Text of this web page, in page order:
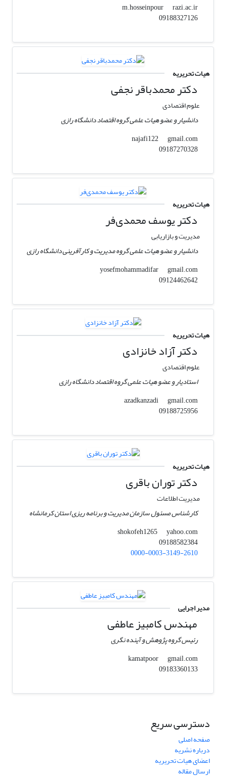
m.hosseinpour
razi.ac.ir
09188327126
هیات تحریریه
دکتر محمدباقر نجفی
علوم اقتصادی
دانشیار و عضو هیات علمی گروه اقتصاد دانشگاه رازی
najafi122
gmail.com
09187270328
هیات تحریریه
دکتر یوسف محمدی‌فر
مدیریت و بازاریابی
دانشیار و عضو هیات علمی گروه مدیریت و کارآفرینی دانشگاه رازی
yosefmohammadifar
gmail.com
09124462642
هیات تحریریه
دکتر آزاد خانزادی
علوم اقتصادی
استادیار و عضو هیات علمی گروه اقتصاد دانشگاه رازی
azadkanzadi
gmail.com
09188725956
هیات تحریریه
دکتر توران باقری
مدیریت اطلاعات
کارشناس مسئول سازمان مدیریت و برنامه ریزی استان کرمانشاه
shokofeh1265
yahoo.com
09188582384
0000-0003-3149-2610
مدیر اجرایی
مهندس کامبیز عاطفی
رئیس گروه پژوهش و آینده نگری
kamatpoor
gmail.com
09183360133
دسترسی سریع
صفحه اصلی
درباره نشریه
اعضای هیات تحریریه
ارسال مقاله